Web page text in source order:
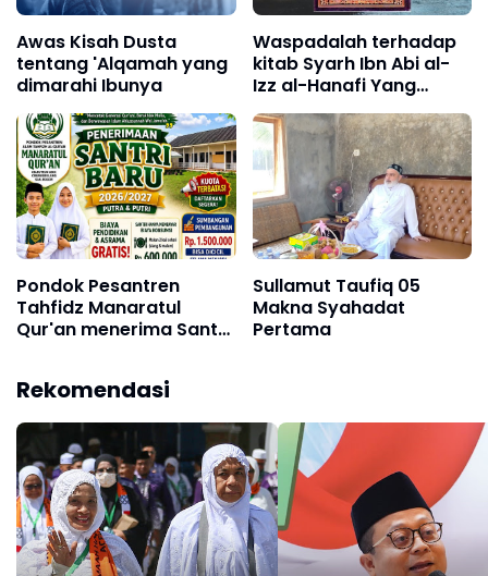
Awas Kisah Dusta
tentang 'Alqamah yang
dimarahi Ibunya
Waspadalah terhadap
kitab Syarh Ibn Abi al-
Izz al-Hanafi Yang
Berakidah Tajsim
Pondok Pesantren
Tahfidz Manaratul
Qur'an menerima Santri
Sullamut Taufiq 05
Makna Syahadat
Pertama
Rekomendasi